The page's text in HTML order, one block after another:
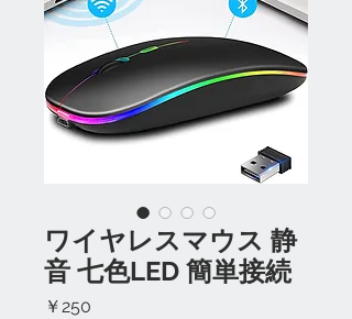
ワイヤレスマウス 静
音 七色LED 簡単接続
￥250